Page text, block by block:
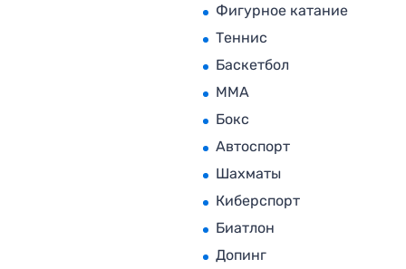
Фигурное катание
Теннис
Баскетбол
MMA
Бокс
Автоспорт
Шахматы
Киберспорт
Биатлон
Допинг